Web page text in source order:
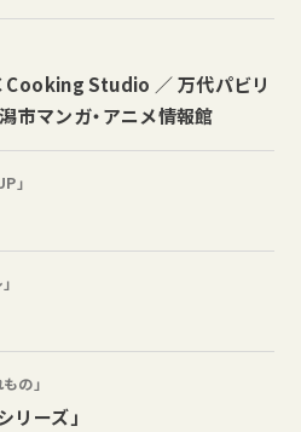
Cooking Studio ／ 万代パビリ
市マンガ・アニメ情報館
」
の」
ーズ」